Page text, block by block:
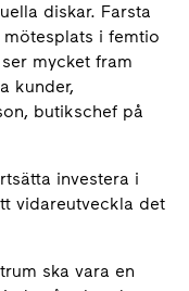
diskar. Farsta
i femtio
mycket fram
kunder,
butikschef på
investera i
vidareutveckla det
ska vara en